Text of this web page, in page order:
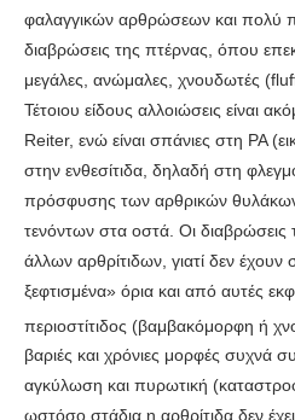
φαλαγγικών αρθρώσεων και πολύ
διαβρώσεις της πτέρνας, όπου
μεγάλες, ανώμαλες, χνουδωτές
Τέτοιου είδους αλλοιώσεις είναι
Reiter, ενώ είναι σπάνιες στη ΡΑ
στην ενθεσίτιδα, δηλαδή στη
πρόσφυσης των αρθρικών
τενόντων στα οστά. Οι
άλλων αρθρίτιδων, γιατί δεν
ξεφτισμένα» όρια και από αυτές
περιοστίτιδος (βαμβακόμορφη ή
βαριές και χρόνιες μορφές συχνά
αγκύλωση και πυρωτική
ωστόσο στάδια η αρθρίτιδα δεν